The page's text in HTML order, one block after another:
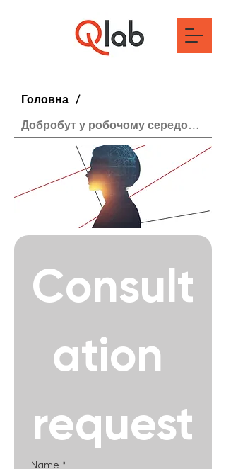
Головна /
Добробут у робочому середовищі
Consult
ation
request
Name *